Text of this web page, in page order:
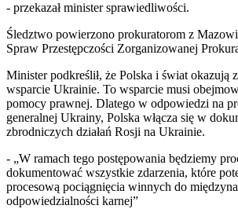
- przekazał minister sprawiedliwości.
Śledztwo powierzono prokuratorom z
Spraw Przestępczości Zorganizowanej
Minister podkreślił, że Polska i świat okazują
wsparcie Ukrainie. To wsparcie musi
pomocy prawnej. Dlatego w odpowiedzi na
generalnej Ukrainy, Polska włącza się w
zbrodniczych działań Rosji na Ukrainie.
- „W ramach tego postępowania będziemy
dokumentować wszystkie zdarzenia, które
procesową pociągnięcia winnych do
odpowiedzialności karnej”